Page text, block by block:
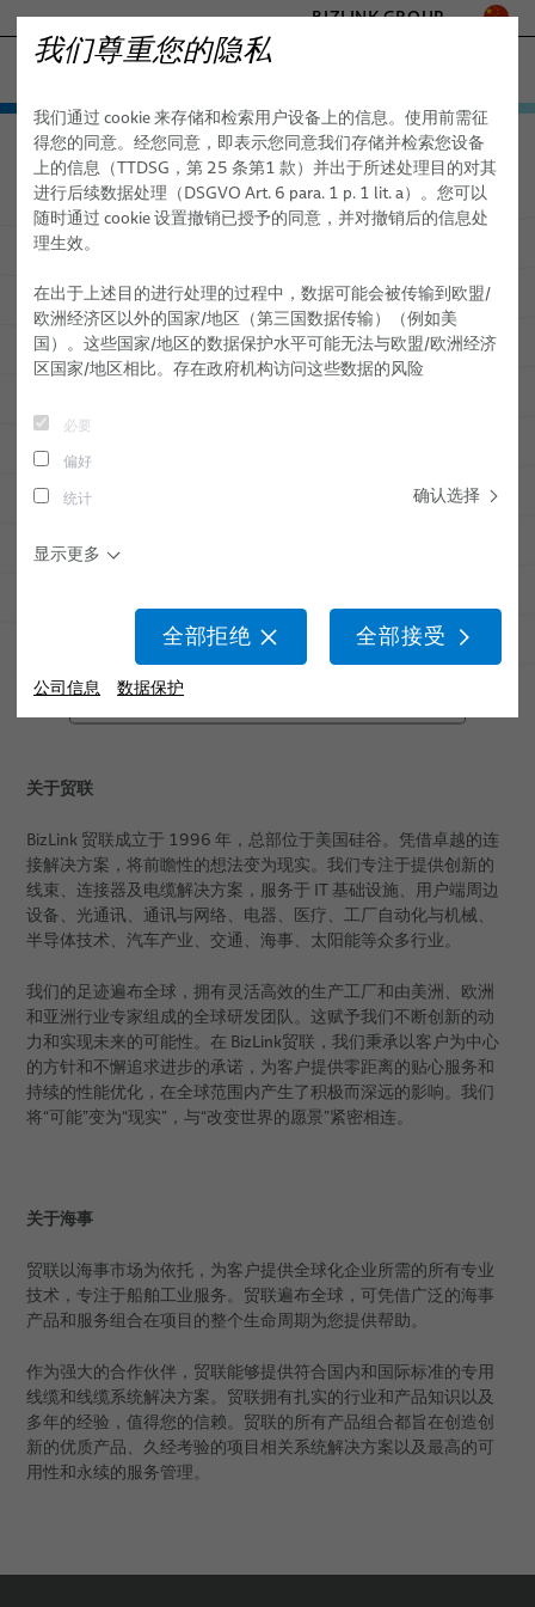
BIZLINK GROUP
工厂自动化与机械
医疗
交通
半导体技术
通讯与网络
- ENGINEERED SOLUTIONS
SILICONE CABLE SOLUTIONS
产品与服务
海事线缆
BizLink SeaLine® 防爆电缆
BizLink SeaLine® BWTS 线缆
BizLink SeaLine® 以太网线缆
BizLink SeaLine® 耐火线缆
BizLink SeaLine® 闭路电视摄像机线缆
BizLink SeaLine® 控制线缆
BizLink SeaLine® 光缆
BizLink SeaLine® 高温线缆
线缆系统
涂层线缆系统
耐火线缆系统 PH 180
卷绕式线缆系统
物流
研发
特殊认证和测试
应用领域
商船
海上
码头
隧道应用
销售网络
出版物
关于我们
质量
技术
出版物
海事 关于我们
贸联——海事应用线缆解决方案
的合作伙伴
质量 环境与能源
关于贸联
BizLink 贸联成立于 1996 年，总部位于美国硅谷。凭借卓越的连
接解决方案，将前瞻性的想法变为现实。我们专注于提供创新的
线束、连接器及电缆解决方案，服务于 IT 基础设施、用户端周边
设备、光通讯、通讯与网络、电器、医疗、工厂自动化与机械、
半导体技术、汽车产业、交通、海事、太阳能等众多行业。
我们的足迹遍布全球，拥有灵活高效的生产工厂和由美洲、欧洲
和亚洲行业专家组成的全球研发团队。这赋予我们不断创新的动
力和实现未来的可能性。在 BizLink贸联，我们秉承以客户为中心
的方针和不懈追求进步的承诺，为客户提供零距离的贴心服务和
持续的性能优化，在全球范围内产生了积极而深远的影响。我们
将“可能”变为“现实”，与“改变世界的愿景”紧密相连。
关于海事
贸联以海事市场为依托，为客户提供全球化企业所需的所有专业
技术，专注于船舶工业服务。贸联遍布全球，可凭借广泛的海事
产品和服务组合在项目的整个生命周期为您提供帮助。
作为强大的合作伙伴，贸联能够提供符合国内和国际标准的专用
线缆和线缆系统解决方案。贸联拥有扎实的行业和产品知识以及
多年的经验，值得您的信赖。贸联的所有产品组合都旨在创造创
新的优质产品、久经考验的项目相关系统解决方案以及最高的可
用性和永续的服务管理。
我们尊重您的隐私
我们通过 cookie 来存储和检索用户设备上的信息。使用前需征
得您的同意。经您同意，即表示您同意我们存储并检索您设备
上的信息（TTDSG，第 25 条第1 款）并出于所述处理目的对其
进行后续数据处理（DSGVO Art. 6 para. 1 p. 1 lit. a）。您可以
随时通过 cookie 设置撤销已授予的同意，并对撤销后的信息处
理生效。
在出于上述目的进行处理的过程中，数据可能会被传输到欧盟/
欧洲经济区以外的国家/地区（第三国数据传输）（例如美
国）。这些国家/地区的数据保护水平可能无法与欧盟/欧洲经济
区国家/地区相比。存在政府机构访问这些数据的风险
必要
偏好
统计 确认选择
显示更多
全部拒绝 全部接受
公司信息 数据保护